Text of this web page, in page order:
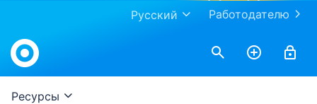
Работодателю
Русский
Work.ua
Ресурсы